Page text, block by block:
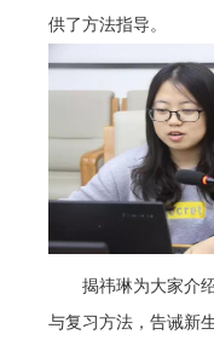
供了方法指导。
揭祎琳为大家介
与复习方法，告诫新